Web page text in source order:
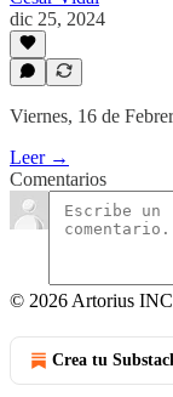
dic 25, 2024
Viernes, 16 de
Leer →
Comentarios
© 2026 Artorius INC
Crea tu